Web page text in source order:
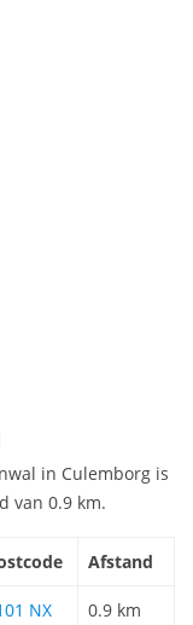
in Culemborg is
van 0.9 km.
Afstand
NX 0.9 km